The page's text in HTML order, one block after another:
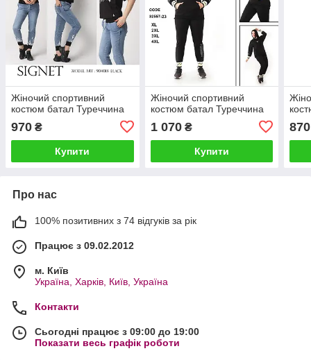
Жіночий спортивний
костюм батал Туреччина
970 ₴
Купити
Жіночий спортивний
костюм батал Туреччина
1 070₴
Купити
870
Про нас
100% позитивних з 74 відгуків за рік
Працює з 09.02.2012
м. Київ
Україна, Харків, Київ, Україна
Контакти
Сьогодні працює з 09:00 до 19:00
Показати весь графік роботи